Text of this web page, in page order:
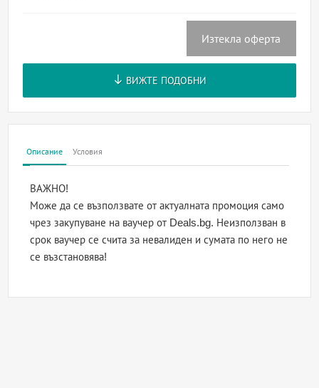
Изтекла оферта
ВИЖТЕ ПОДОБНИ
Описание Условия
ВАЖНО!
Може да се възползвате от актуалната промоция само
чрез закупуване на ваучер от Deals.bg. Неизползван в
срок ваучер се счита за невалиден и сумата по него не
се възстановява!